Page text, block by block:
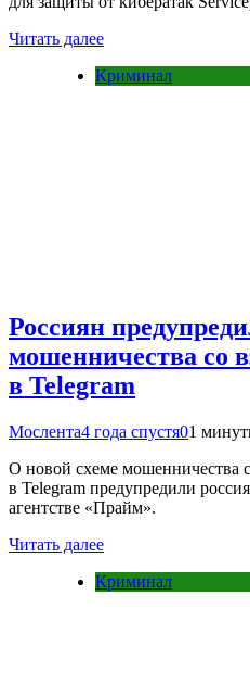
Читать далее
Криминал
Россиян
мошенничества со
в Telegram
Мослента4 года спустя01
О новой схеме мошенничества
в Telegram предупредили
агентстве «Прайм».
Читать далее
Криминал